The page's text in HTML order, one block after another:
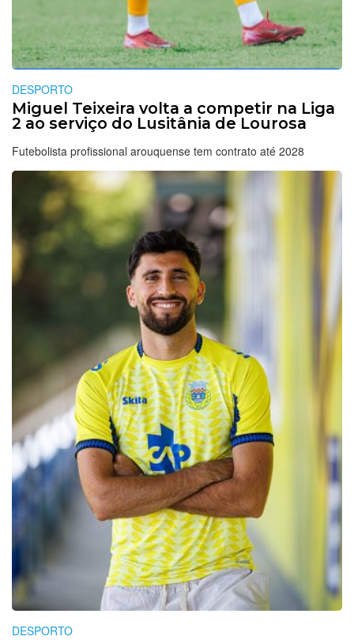
DESPORTO
Miguel Teixeira volta a competir na Liga
2 ao serviço do Lusitânia de Lourosa
Futebolista profissional arouquense tem contrato até 2028
DESPORTO